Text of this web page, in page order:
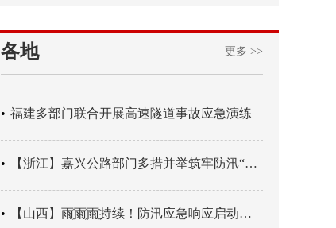
各地 更多 >>
福建多部门联合开展高速隧道事故应急演练
【浙江】嘉兴公路部门多措并举筑牢防汛“安全堤”
【山西】雨҈雨҈雨҈持续！防汛应急响应启动！山西部分高速公路实施临时管控措施！